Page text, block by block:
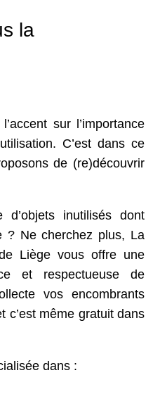
la
sur l’importance
C’est dans ce
de (re)découvrir
d’objets inutilisés dont
? Ne cherchez plus, La
Liège vous offre une
et respectueuse de
vos encombrants
c’est même gratuit dans
dans :